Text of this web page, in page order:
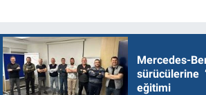
Mercedes-
sürücülerine
eğitimi